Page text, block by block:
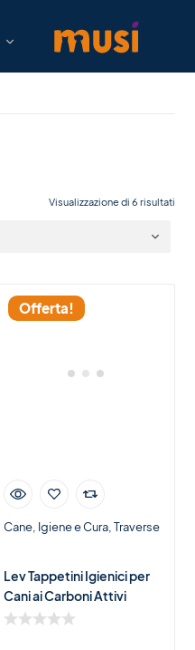
Visualizzazione di 6 risultati
Offerta!
Cane Igiene e Cura Traverse
Lev Tappetini Igienici per
Cani ai Carboni Attivi
60×90 cm – 50 Pezzi